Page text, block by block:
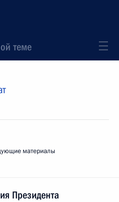
теме
материалы
Президента